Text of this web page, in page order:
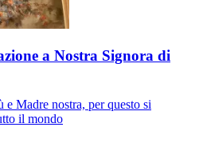
a Nostra Signora di
Madre nostra, per questo si
il mondo